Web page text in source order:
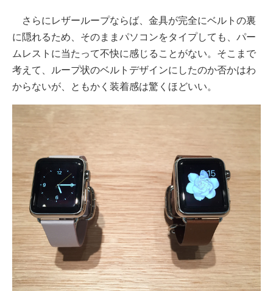
さらにレザーループならば、金具が完全にベルトの裏
に隠れるため、そのままパソコンをタイプしても、パー
ムレストに当たって不快に感じることがない。そこまで
考えて、ループ状のベルトデザインにしたのか否かはわ
からないが、ともかく装着感は驚くほどいい。